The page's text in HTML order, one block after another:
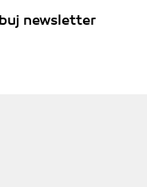
newsletter